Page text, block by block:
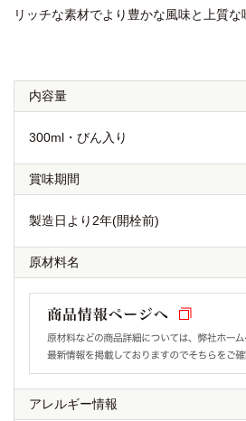
リッチな素材でより豊かな風味と上質な
内容量
300ml・びん入り
賞味期間
製造日より2年(開栓前)
原材料名
アレルギー情報